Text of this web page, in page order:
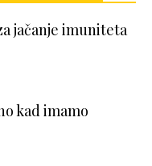
jačanje imuniteta
kad imamo